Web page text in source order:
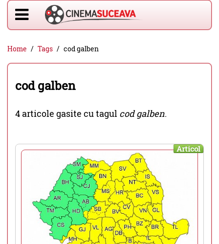
Home Tags cod galben
cod galben
4 articole gasite cu tagul cod galben.
Articol